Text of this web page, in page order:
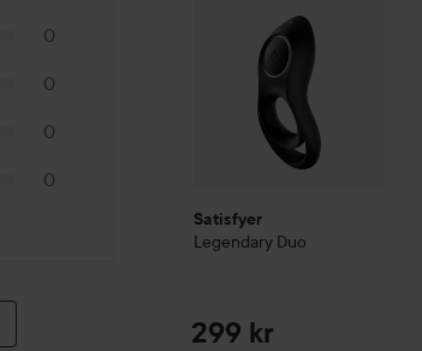
0
0
0
0
Satisfyer
Legendary Duo
299 kr